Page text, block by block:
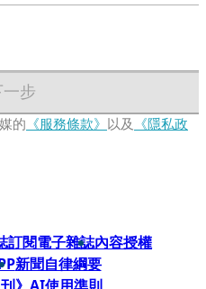
一步
的 《服務條款》 以及 《隱私政
訂閱電子雜誌內容授權
新聞自律綱要